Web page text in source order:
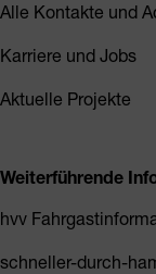
Alle Kontakte und
Karriere und Jobs
Aktuelle Projekte
Weiterführende
hvv
schneller-durch-